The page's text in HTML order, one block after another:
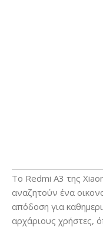
Το Redmi A3 της
αναζητούν ένα
απόδοση για
αρχάριους χρήστες,